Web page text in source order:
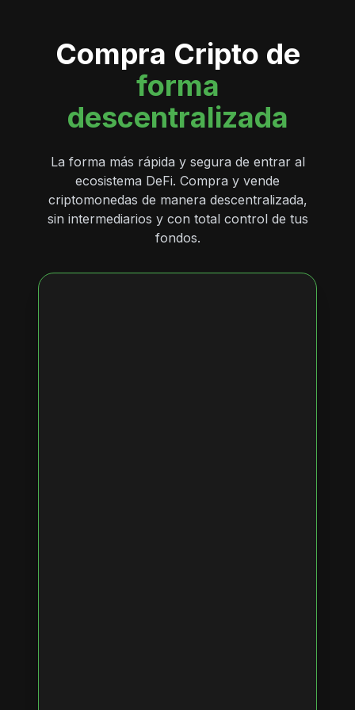
Compra Cripto de
forma
descentralizada
La forma más rápida y segura de entrar al
ecosistema DeFi. Compra y vende
criptomonedas de manera descentralizada,
sin intermediarios y con total control de tus
fondos.